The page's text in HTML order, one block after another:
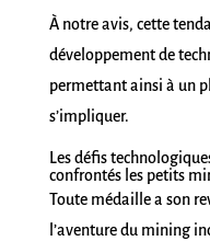
À notre avis, cette
développement de
permettant ainsi à un
s’impliquer.
Les défis
confrontés les petits
Toute médaille a son
l’aventure du mining